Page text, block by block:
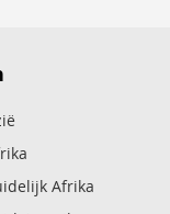
Afrika